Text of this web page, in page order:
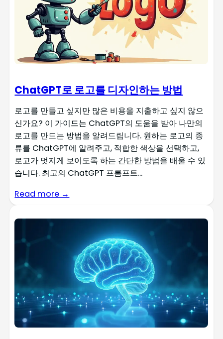
ChatGPT로 로고를 디자인하는 방법
로고를 만들고 싶지만 많은 비용을 지출하고 싶지 않으
신가요? 이 가이드는 ChatGPT의 도움을 받아 나만의
로고를 만드는 방법을 알려드립니다. 원하는 로고의 종
류를 ChatGPT에 알려주고, 적합한 색상을 선택하고,
로고가 멋지게 보이도록 하는 간단한 방법을 배울 수 있
습니다. 최고의 ChatGPT 프롬프트...
Read more →